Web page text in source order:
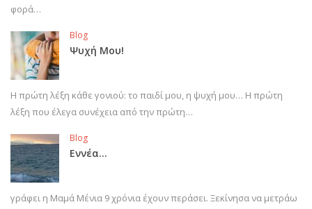
φορά…
Blog
Ψυχή Μου!
Η πρώτη λέξη κάθε γονιού: το παιδί μου, η ψυχή μου… Η πρώτη
λέξη που έλεγα συνέχεια από την πρώτη…
Blog
Εννέα…
γράφει η Μαμά Μένια 9 χρόνια έχουν περάσει. Ξεκίνησα να μετράω